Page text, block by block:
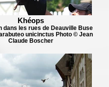
Khéops
dans les rues de Deauville Buse
unicinctus Photo © Jean
Claude Boscher